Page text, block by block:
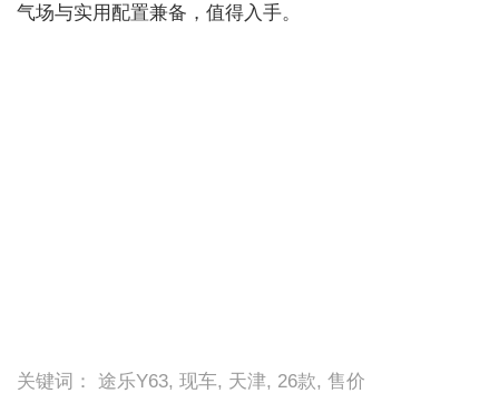
气场与实用配置兼备，值得入手。
关键词： 途乐Y63, 现车, 天津, 26款, 售价